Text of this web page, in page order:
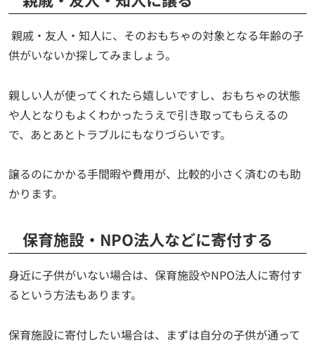
親戚・友人・知人に、そのおもちゃの対象となる年齢の子
供がいないか探してみましょう。
親しい人が使ってくれたら嬉しいですし、おもちゃの状態
や人となりもよくわかったうえで引き取ってもらえるの
で、あとあとトラブルにもなりづらいです。
譲るのにかかる手間暇や費用が、比較的小さく済むのも助
かります。
保育施設・NPO法人などに寄付する
身近に子供がいない場合は、保育施設やNPO法人に寄付す
るという方法もあります。
保育施設に寄付したい場合は、まずは自分の子供が通って